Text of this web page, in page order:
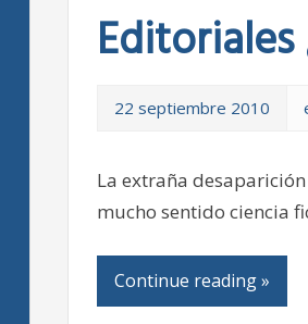
22 septiembre 2010
La extraña
mucho sentido ciencia
Continue reading »